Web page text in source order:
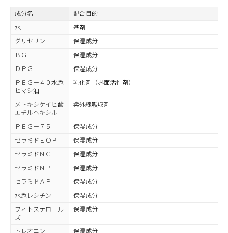
成分名
配合目的
水
基剤
グリセリン
保湿成分
ＢＧ
保湿成分
ＤＰＧ
保湿成分
ＰＥＧ－４０水添
ヒマシ油
乳化剤（界面活性剤）
メトキシケイヒ酸
エチルヘキシル
紫外線吸収剤
ＰＥＧ－７５
保湿成分
セラミドＥＯＰ
保湿成分
セラミドＮＧ
保湿成分
セラミドＮＰ
保湿成分
セラミドＡＰ
保湿成分
水添レシチン
保湿成分
フィトステロール
ズ
保湿成分